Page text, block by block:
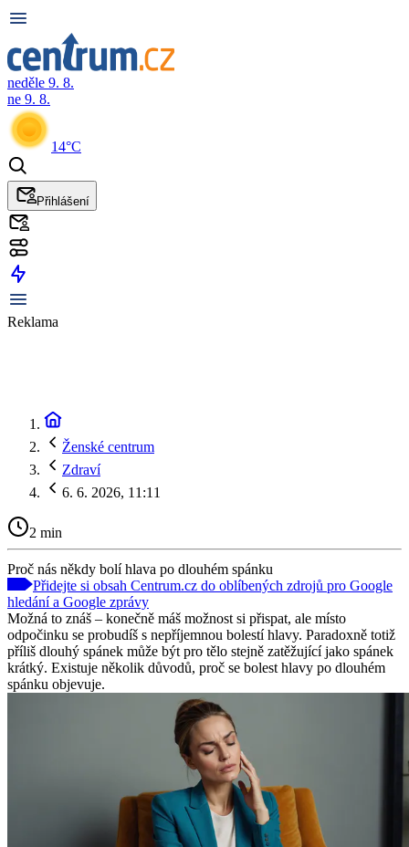
neděle 9. 8.
ne 9. 8.
14°C
Přihlášení
Reklama
Ženské centrum
Zdraví
6. 6. 2026, 11:11
2 min
Proč nás někdy bolí hlava po dlouhém spánku
Přidejte si obsah Centrum.cz do oblíbených zdrojů pro Google
hledání a Google zprávy
Možná to znáš – konečně máš možnost si přispat, ale místo
odpočinku se probudíš s nepříjemnou bolestí hlavy. Paradoxně totiž
příliš dlouhý spánek může být pro tělo stejně zatěžující jako spánek
krátký. Existuje několik důvodů, proč se bolest hlavy po dlouhém
spánku objevuje.